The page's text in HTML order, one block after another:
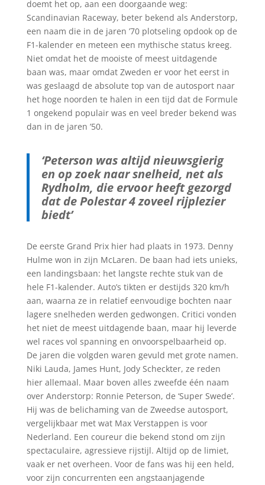
doemt het op, aan een doorgaande weg:
Scandinavian Raceway, beter bekend als Anderstorp,
een naam die in de jaren ’70 plotseling opdook op de
F1-kalender en meteen een mythische status kreeg.
Niet omdat het de mooiste of meest uitdagende
baan was, maar omdat Zweden er voor het eerst in
was geslaagd de absolute top van de autosport naar
het hoge noorden te halen in een tijd dat de Formule
1 ongekend populair was en veel breder bekend was
dan in de jaren ’50.
‘Peterson was altijd nieuwsgierig
en op zoek naar snelheid, net als
Rydholm, die ervoor heeft gezorgd
dat de Polestar 4 zoveel rijplezier
biedt’
De eerste Grand Prix hier had plaats in 1973. Denny
Hulme won in zijn McLaren. De baan had iets unieks,
een landingsbaan: het langste rechte stuk van de
hele F1-kalender. Auto’s tikten er destijds 320 km/h
aan, waarna ze in relatief eenvoudige bochten naar
lagere snelheden werden gedwongen. Critici vonden
het niet de meest uitdagende baan, maar hij leverde
wel races vol spanning en onvoorspelbaarheid op.
De jaren die volgden waren gevuld met grote namen.
Niki Lauda, James Hunt, Jody Scheckter, ze reden
hier allemaal. Maar boven alles zweefde één naam
over Anderstorp: Ronnie Peterson, de ‘Super Swede’.
Hij was de belichaming van de Zweedse autosport,
vergelijkbaar met wat Max Verstappen is voor
Nederland. Een coureur die bekend stond om zijn
spectaculaire, agressieve rijstijl. Altijd op de limiet,
vaak er net overheen. Voor de fans was hij een held,
voor zijn concurrenten een angstaanjagende